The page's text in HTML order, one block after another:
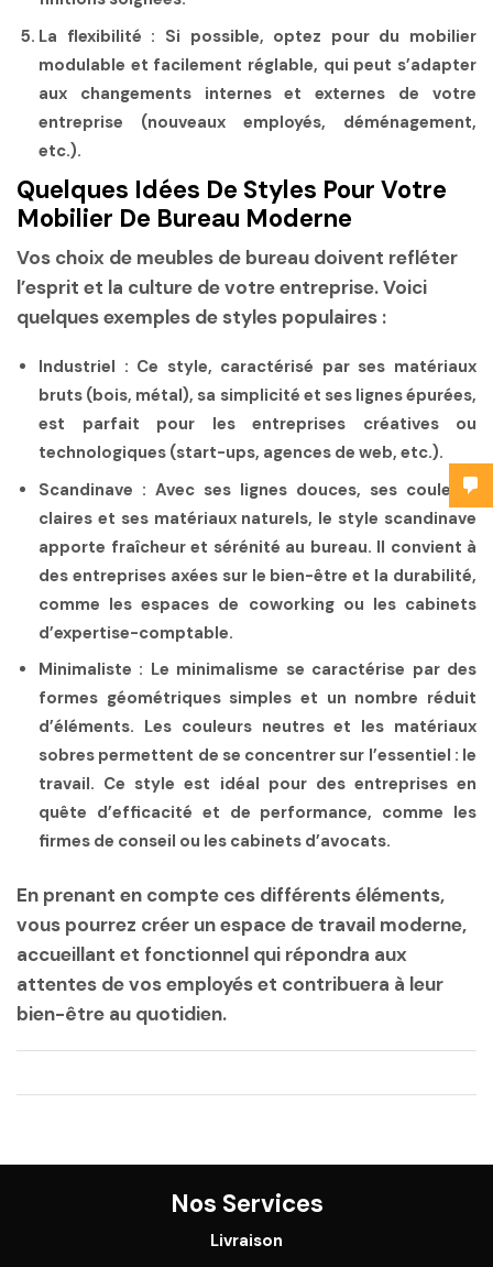
La flexibilité : Si possible, optez pour du mobilier
modulable et facilement réglable, qui peut s’adapter
aux changements internes et externes de votre
entreprise (nouveaux employés, déménagement,
etc.).
Quelques Idées De Styles Pour Votre
Mobilier De Bureau Moderne
Vos choix de meubles de bureau doivent refléter
l’esprit et la culture de votre entreprise. Voici
quelques exemples de styles populaires :
Industriel : Ce style, caractérisé par ses matériaux
bruts (bois, métal), sa simplicité et ses lignes épurées,
est parfait pour les entreprises créatives ou
technologiques (start-ups, agences de web, etc.).
Scandinave : Avec ses lignes douces, ses couleurs
claires et ses matériaux naturels, le style scandinave
apporte fraîcheur et sérénité au bureau. Il convient à
des entreprises axées sur le bien-être et la durabilité,
comme les espaces de coworking ou les cabinets
d’expertise-comptable.
Minimaliste : Le minimalisme se caractérise par des
formes géométriques simples et un nombre réduit
d’éléments. Les couleurs neutres et les matériaux
sobres permettent de se concentrer sur l’essentiel : le
travail. Ce style est idéal pour des entreprises en
quête d’efficacité et de performance, comme les
firmes de conseil ou les cabinets d’avocats.
En prenant en compte ces différents éléments,
vous pourrez créer un espace de travail moderne,
accueillant et fonctionnel qui répondra aux
attentes de vos employés et contribuera à leur
bien-être au quotidien.
Nos Services
Livraison